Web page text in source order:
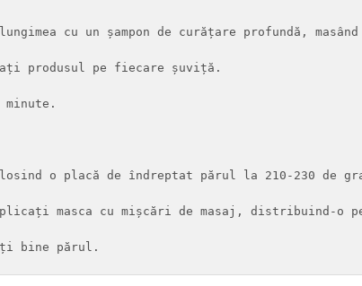
cu un șampon de curățare profundă,
produsul pe fiecare șuviță.
o placă de îndreptat părul la 210-230 de
masca cu mișcări de masaj, distribuind-o
bine părul.